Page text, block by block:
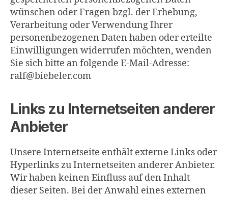
wünschen oder Fragen bzgl. der Erhebung,
Verarbeitung oder Verwendung Ihrer
personenbezogenen Daten haben oder erteilte
Einwilligungen widerrufen möchten, wenden
Sie sich bitte an folgende E-Mail-Adresse:
ralf@biebeler.com
Links zu Internetseiten anderer
Anbieter
Unsere Internetseite enthält externe Links oder
Hyperlinks zu Internetseiten anderer Anbieter.
Wir haben keinen Einfluss auf den Inhalt
dieser Seiten. Bei der Anwahl eines externen